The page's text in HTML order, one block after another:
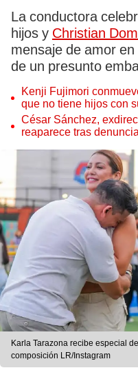
La conductora
hijos y Christian
mensaje de amor
de un presunto
Kenji Fujimori
que no tiene hijos con
proceso judicial"
César Sánchez,
reaparece tras
Karla Tarazona recibe especial
composición LR/Instagram